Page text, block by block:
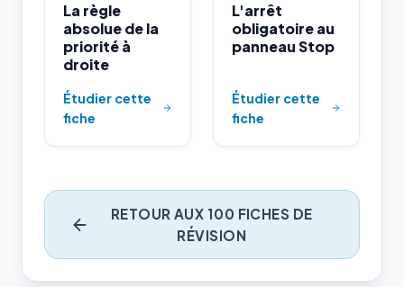
La règle
absolue de la
priorité à
droite
Étudier cette
fiche
L'arrêt
obligatoire au
panneau Stop
Étudier cette
fiche
RETOUR AUX 100 FICHES DE
RÉVISION